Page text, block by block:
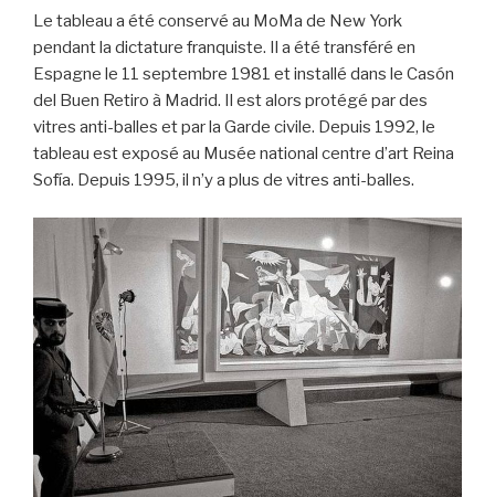
Le tableau a été conservé au MoMa de New York
pendant la dictature franquiste. Il a été transféré en
Espagne le 11 septembre 1981 et installé dans le Casón
del Buen Retiro à Madrid. Il est alors protégé par des
vitres anti-balles et par la Garde civile. Depuis 1992, le
tableau est exposé au Musée national centre d’art Reina
Sofía. Depuis 1995, il n’y a plus de vitres anti-balles.